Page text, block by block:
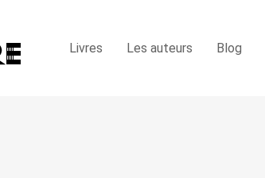
Livres Les auteurs Blog